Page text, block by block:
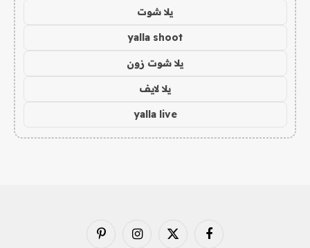
يلا شوت
yalla shoot
يلا شوت زون
يلا لايف
yalla live
فيسبوك X
الانستغرامبينتيريست